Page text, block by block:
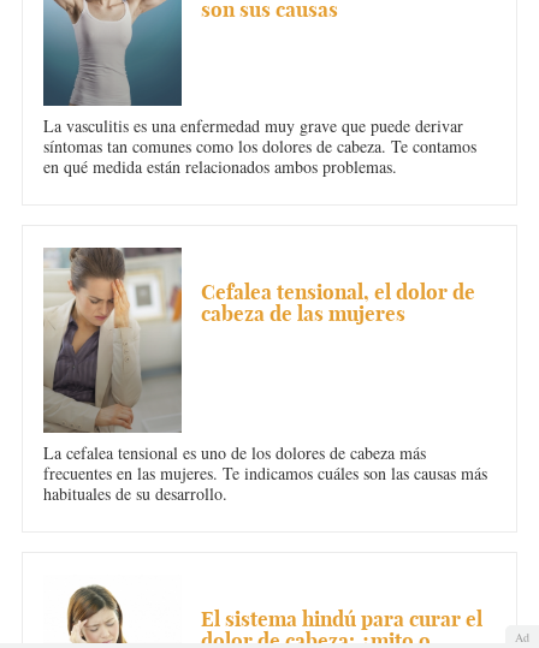
son sus causas
La vasculitis es una enfermedad muy grave que puede derivar
síntomas tan comunes como los dolores de cabeza. Te contamos
en qué medida están relacionados ambos problemas.
Cefalea tensional, el dolor de
cabeza de las mujeres
La cefalea tensional es uno de los dolores de cabeza más
frecuentes en las mujeres. Te indicamos cuáles son las causas más
habituales de su desarrollo.
El sistema hindú para curar el
dolor de cabeza: ¿mito o
Ad